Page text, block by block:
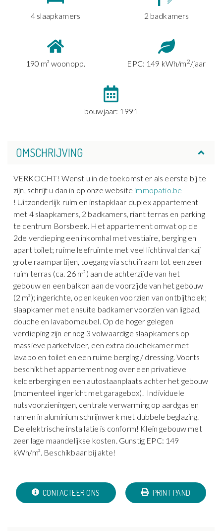
4 slaapkamers 2 badkamers
190 m² woonopp. EPC: 149 kWh/m 2/jaar
bouwjaar: 1991
OMSCHRIJVING
VERKOCHT! Wenst u in de toekomst er als eerste bij te
zijn, schrijf u dan in op onze website immopatio.be
! Uitzonderlijk ruim en instapklaar duplex appartement
met 4 slaapkamers, 2 badkamers, riant terras en parking
te centrum Borsbeek. Het appartement omvat op de
2de verdieping een inkomhal met vestiaire, berging en
apart toilet; ruime leefruimte met veel lichtinval dankzij
grote raampartijen, toegang via schuifraam tot een zeer
ruim terras (ca. 26 m²) aan de achterzijde van het
gebouw en een balkon aan de voorzijde van het gebouw
(2 m²); ingerichte, open keuken voorzien van ontbijthoek;
slaapkamer met ensuite badkamer voorzien van ligbad,
douche en lavabomeubel. Op de hoger gelegen
verdieping zijn er nog 3 volwaardige slaapkamers op
massieve parketvloer, een extra douchekamer met
lavabo en toilet en een ruime berging / dressing. Voorts
beschikt het appartement nog over een privatieve
kelderberging en een autostaanplaats achter het gebouw
(momenteel ingericht met garagebox). Individuele
nutsvoorzieningen, centrale verwarming op aardgas en
ramen in aluminium schrijnwerk met dubbele beglazing.
De elektrische installatie is conform! Klein gebouw met
zeer lage maandelijkse kosten. Gunstig EPC: 149
kWh/m². Beschikbaar bij akte!
CONTACTEER ONS PRINT PAND